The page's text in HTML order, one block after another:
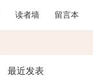
读者墙 留言本
最近发表